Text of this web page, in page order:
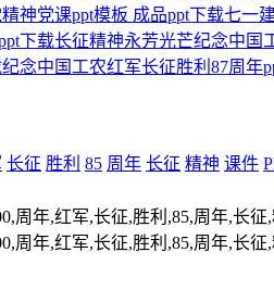
神党课ppt模板 成品ppt下载七一
下载长征精神永芳光芒纪念中
念中国工农红军长征胜利87周年
长征 胜利 85 周年 长征 精神 课件